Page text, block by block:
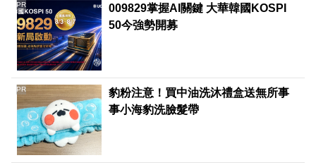
009829掌握AI關鍵 大華韓國KOSPI
50今強勢開募
PR
豹粉注意！買中油洗沐禮盒送無所事
事小海豹洗臉髮帶
PR